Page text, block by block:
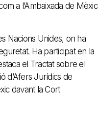
a l’Ambaixada de Mèxic
Nacions Unides, on ha
Ha participat en la
el Tractat sobre el
d’Afers Jurídics de
davant la Cort